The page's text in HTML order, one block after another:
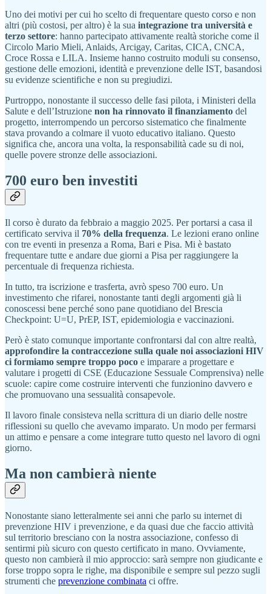
Uno dei motivi per cui ho scelto di frequentare questo corso e non
altri (più costosi, per altro) è la sua integrazione tra università e
terzo settore: hanno partecipato attivamente realtà storiche come il
Circolo Mario Mieli, Anlaids, Arcigay, Caritas, CICA, CNCA,
Croce Rossa e LILA. Insieme hanno costruito moduli su consenso,
gestione delle emozioni, identità e prevenzione delle IST, basandosi
su evidenze scientifiche e non su pregiudizi.
Purtroppo, nonostante il successo delle fasi pilota, i Ministeri della
Salute e dell’Istruzione non ha rinnovato il finanziamento del
progetto, interrompendo un percorso sistematico che finalmente
stava provando a colmare il vuoto educativo italiano. Questo
significa che, ancora una volta, la responsabilità cade su di noi,
quelle povere stronze delle associazioni.
700 euro ben investiti
Il corso è durato da febbraio a maggio 2025. Per portarsi a casa il
certificato serviva il 70% della frequenza. Le lezioni erano online
con tre eventi in presenza a Roma, Bari e Pisa. Mi è bastato
frequentare tutte e andare due giorni a Pisa per raggiungere la
percentuale di frequenza richiesta.
In tutto, tra iscrizione e trasferta, avrò speso 700 euro. Un
investimento che rifarei, nonostante tanti degli argomenti già li
conoscessi bene perché sono pane quotidiano del Brescia
Checkpoint: U=U, PrEP, IST, epidemiologia e vaccinazioni.
Però è stato comunque importante confrontarsi dal con altre realtà,
approfondire la contraccezione sulla quale noi associazioni HIV
ci formiamo sempre troppo poco e imparare a progettare e
valutare i progetti di CSE (Educazione Sessuale Comprensiva) nelle
scuole: capire come costruire interventi che funzionino davvero e
che promuovano una sessualità consapevole.
Il lavoro finale consisteva nella scrittura di un diario delle nostre
riflessioni su quello che avevamo imparato. Un modo per fermarsi
un attimo e pensare a come integrare tutto questo nel lavoro di ogni
giorno.
Ma non cambierà niente
Nonostante siano letteralmente sei anni che parlo su internet di
prevenzione HIV i prevenzione, e da quasi due che faccio attività
sul territorio bresciano con la nostra associazione, confesso di
sentirmi più sicuro con questo certificato in mano. Ovviamente,
questo non cambierà il mio approccio: sarà sempre non giudicante e
forse troppo sopra le righe, ma disponibile e sempre sul pezzo sugli
strumenti che prevenzione combinata ci offre.